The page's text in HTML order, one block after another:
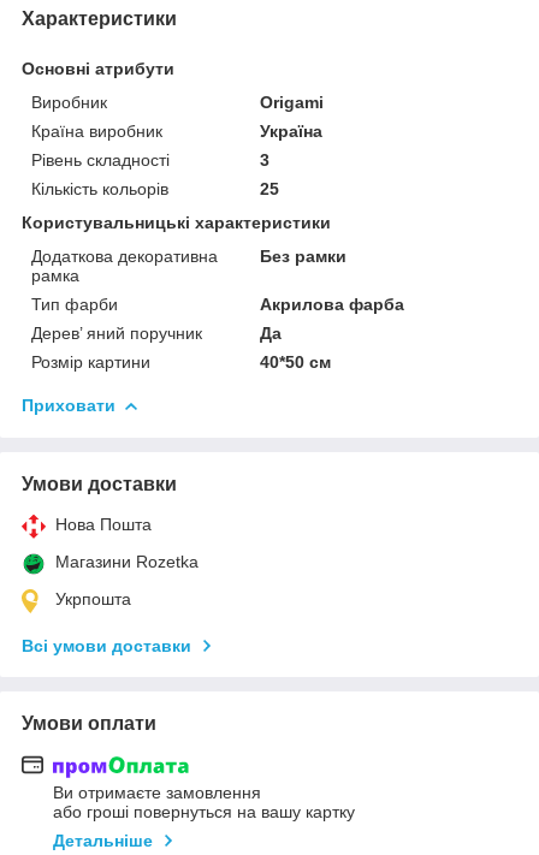
Характеристики
Основні атрибути
Виробник
Origami
Країна виробник
Україна
Рівень складності
3
Кількість кольорів
25
Користувальницькі характеристики
Додаткова декоративна
рамка
Без рамки
Тип фарби
Акрилова фарба
Дерев’ яний поручник
Да
Розмір картини
40*50 см
Приховати
Умови доставки
Нова Пошта
Магазини Rozetka
Укрпошта
Всі умови доставки
Умови оплати
Ви отримаєте замовлення
або гроші повернуться на вашу картку
Детальніше